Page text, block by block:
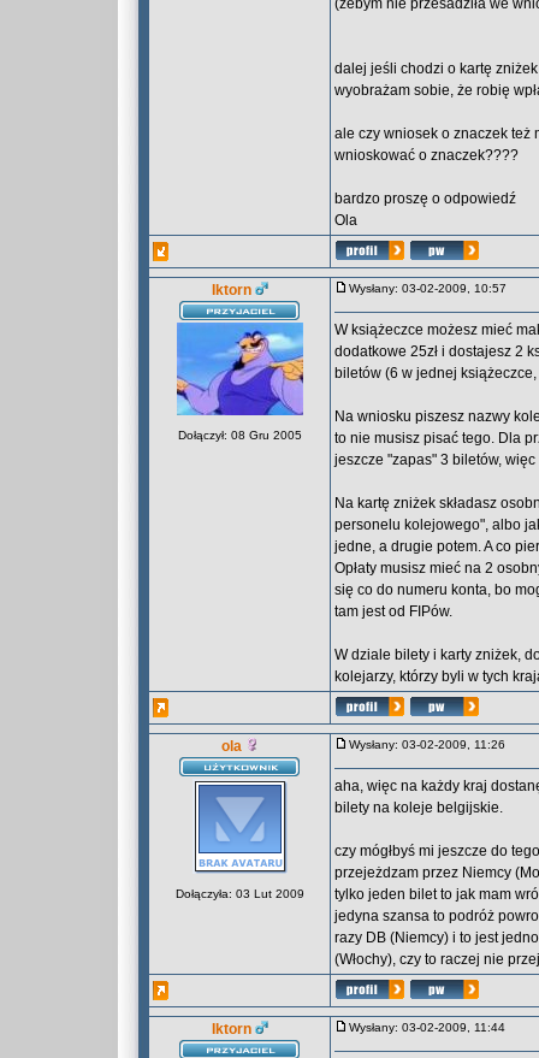
(żebym nie przesadziła we
dalej jeśli chodzi o kartę
wyobrażam sobie, że robię
ale czy wniosek o znaczek też
wnioskować o znaczek????
bardzo proszę o odpowiedź
Ola
Iktorn
Dołączył: 08 Gru 2005
Wysłany: 03-02-2009, 10:57
W książeczce możesz mieć
dodatkowe 25zł i dostajesz 2
biletów (6 w jednej
Na wniosku piszesz nazwy
to nie musisz pisać tego. Dla
jeszcze "zapas" 3 biletów,
Na kartę zniżek składasz
personelu kolejowego", albo
jedne, a drugie potem. A co
Opłaty musisz mieć na 2
się co do numeru konta, bo
tam jest od FIPów.
W dziale bilety i karty zniżek,
kolejarzy, którzy byli w tych
ola
Dołączyła: 03 Lut 2009
Wysłany: 03-02-2009, 11:26
aha, więc na każdy kraj
bilety na koleje belgijskie.
czy mógłbyś mi jeszcze do
przejeżdzam przez Niemcy
tylko jeden bilet to jak mam
jedyna szansa to podróż
razy DB (Niemcy) i to jest
(Włochy), czy to raczej nie
Iktorn Wysłany: 03-02-2009, 11:44